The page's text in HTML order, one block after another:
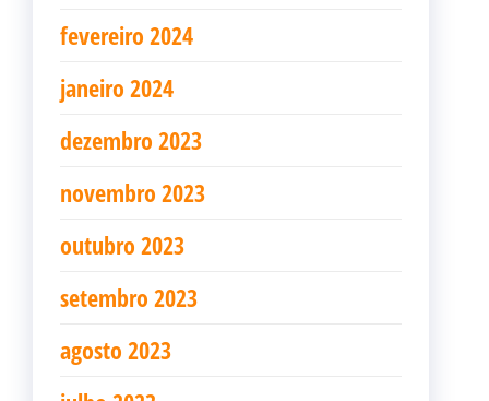
fevereiro 2024
janeiro 2024
dezembro 2023
novembro 2023
outubro 2023
setembro 2023
agosto 2023